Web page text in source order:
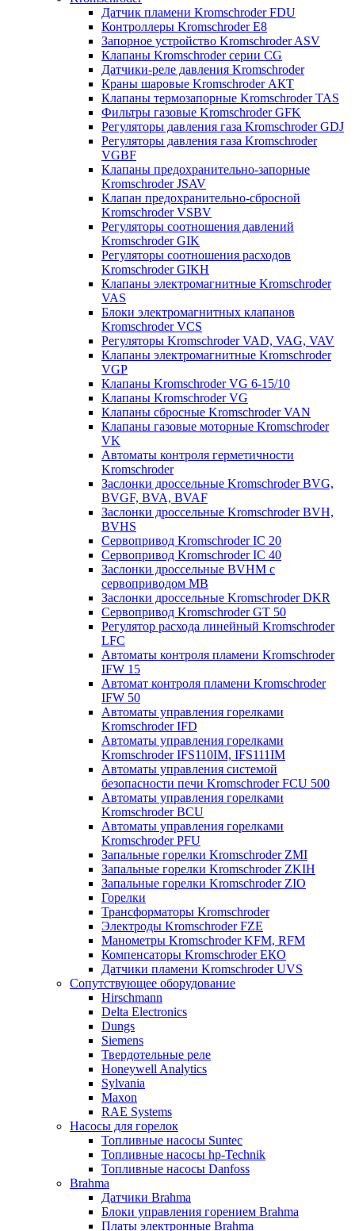
Датчик пламени Kromschroder FDU
Контроллеры Kromschroder E8
Запорное устройство Kromschroder ASV
Клапаны Kromschroder серии CG
Датчики-реле давления Kromschroder
Краны шаровые Kromschroder АКТ
Клапаны термозапорные Kromschroder TAS
Фильтры газовые Kromschroder GFK
Регуляторы давления газа Kromschroder GDJ
Регуляторы давления газа Kromschroder
VGBF
Клапаны предохранительно-запорные
Kromschroder JSAV
Клапан предохранительно-сбросной
Kromschroder VSBV
Регуляторы соотношения давлений
Kromschroder GIK
Регуляторы соотношения расходов
Kromschroder GIKH
Клапаны электромагнитные Kromschroder
VAS
Блоки электромагнитных клапанов
Kromschroder VCS
Регуляторы Kromschroder VAD, VAG, VAV
Клапаны электромагнитные Kromschroder
VGP
Клапаны Kromschroder VG 6-15/10
Клапаны Kromschroder VG
Клапаны сбросные Kromschroder VAN
Клапаны газовые моторные Kromschroder
VK
Автоматы контроля герметичности
Kromschroder
Заслонки дроссельные Kromschroder BVG,
BVGF, BVA, BVAF
Заслонки дроссельные Kromschroder BVH,
BVHS
Сервопривод Kromschroder IC 20
Сервопривод Kromschroder IC 40
Заслонки дроссельные BVHM с
сервоприводом МВ
Заслонки дроссельные Kromschroder DKR
Cервопривод Kromschroder GT 50
Регулятор расхода линейный Kromschroder
LFC
Автоматы контроля пламени Kromschroder
IFW 15
Автомат контроля пламени Kromschroder
IFW 50
Автоматы управления горелками
Kromschroder IFD
Автоматы управления горелками
Kromschroder IFS110IM, IFS111IM
Автоматы управления системой
безопасности печи Kromschroder FCU 500
Автоматы управления горелками
Kromschroder BCU
Автоматы управления горелками
Kromschroder PFU
Запальные горелки Kromschroder ZМI
Запальные горелки Kromschroder ZKIH
Запальные горелки Kromschroder ZIO
Горелки
Трансформаторы Kromschroder
Электроды Kromschroder FZE
Манометры Kromschroder KFM, RFM
Компенсаторы Kromschroder ЕКО
Датчики пламени Kromschroder UVS
Сопутствующее оборудование
Hirschmann
Delta Electronics
Dungs
Siemens
Твердотельные реле
Honeywell Analytics
Sylvania
Maxon
RAE Systems
Насосы для горелок
Топливные насосы Suntec
Топливные насосы hp-Technik
Топливные насосы Danfoss
Brahma
Датчики Brahma
Блоки управления горением Brahma
Платы электронные Brahma